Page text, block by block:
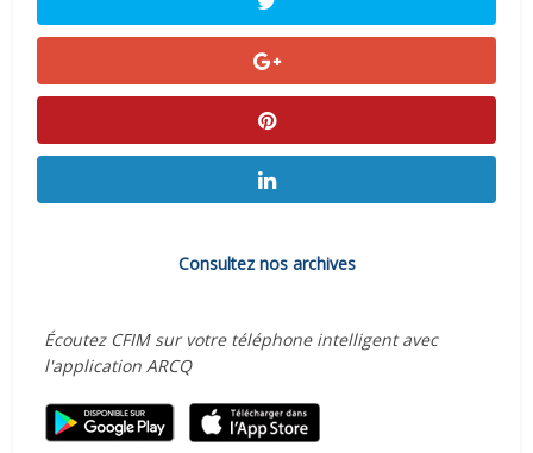
Consultez nos archives
Écoutez CFIM sur votre téléphone intelligent avec
l'application ARCQ